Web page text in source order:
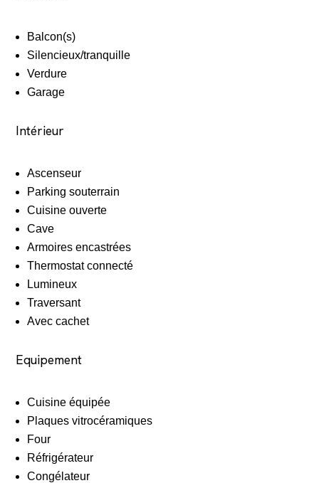
Balcon(s)
Silencieux/tranquille
Verdure
Garage
Intérieur
Ascenseur
Parking souterrain
Cuisine ouverte
Cave
Armoires encastrées
Thermostat connecté
Lumineux
Traversant
Avec cachet
Equipement
Cuisine équipée
Plaques vitrocéramiques
Four
Réfrigérateur
Congélateur